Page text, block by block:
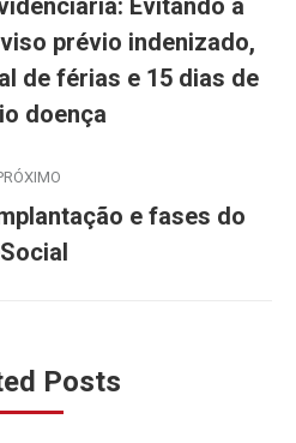
Post
anterior:
Evitando a
prévio indenizado,
de férias e 15 dias de
doença
Próximo
post:
e fases do
Posts